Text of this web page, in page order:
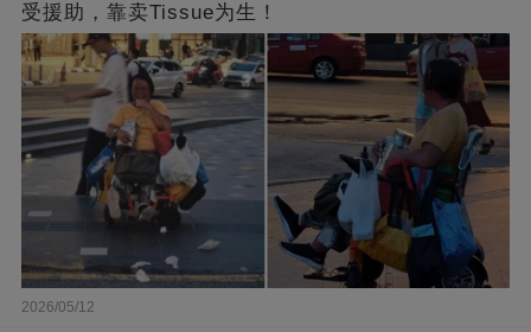
受援助，靠卖Tissue为生！
2026/05/12